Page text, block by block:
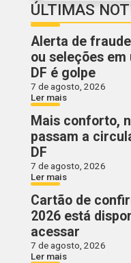
ÚLTIMAS
Alerta de
ou seleções em
DF é golpe
7 de agosto, 2026
Ler mais
Mais conforto,
passam a
DF
7 de agosto, 2026
Ler mais
Cartão de
2026 está
acessar
7 de agosto, 2026
Ler mais